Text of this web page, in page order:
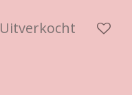
Uitverkocht